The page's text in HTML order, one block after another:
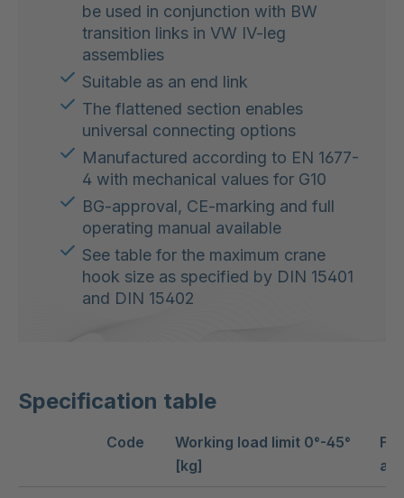
be used in conjunction with BW
transition links in VW IV-leg
assemblies
Suitable as an end link
The flattened section enables
universal connecting options
Manufactured according to EN 1677-
4 with mechanical values for G10
BG-approval, CE-marking and full
operating manual available
See table for the maximum crane
hook size as specified by DIN 15401
and DIN 15402
Specification table
Code Working load limit 0°-45°
[kg]